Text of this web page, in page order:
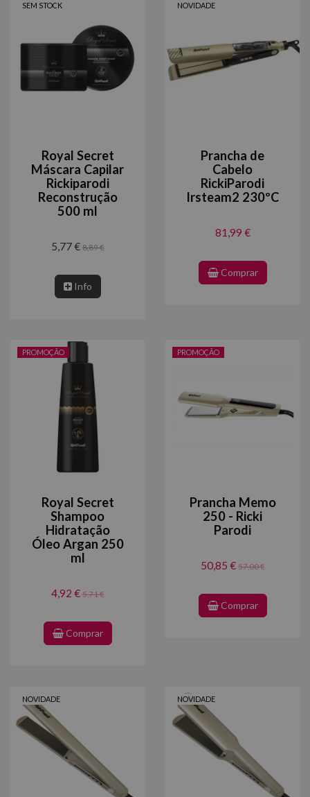
SEM STOCK
Royal Secret
Máscara Capilar
Rickiparodi
Reconstrução
500 ml
5,77 €8,89 €
Info
NOVIDADE
Prancha de
Cabelo
RickiParodi
Irsteam2 230ºC
81,99 €
Comprar
PROMOÇÃO
Royal Secret
Shampoo
Hidratação
Óleo Argan 250
ml
4,92 €5,71 €
Comprar
PROMOÇÃO
Prancha Memo
250 - Ricki
Parodi
50,85 €57,00 €
Comprar
NOVIDADE NOVIDADE